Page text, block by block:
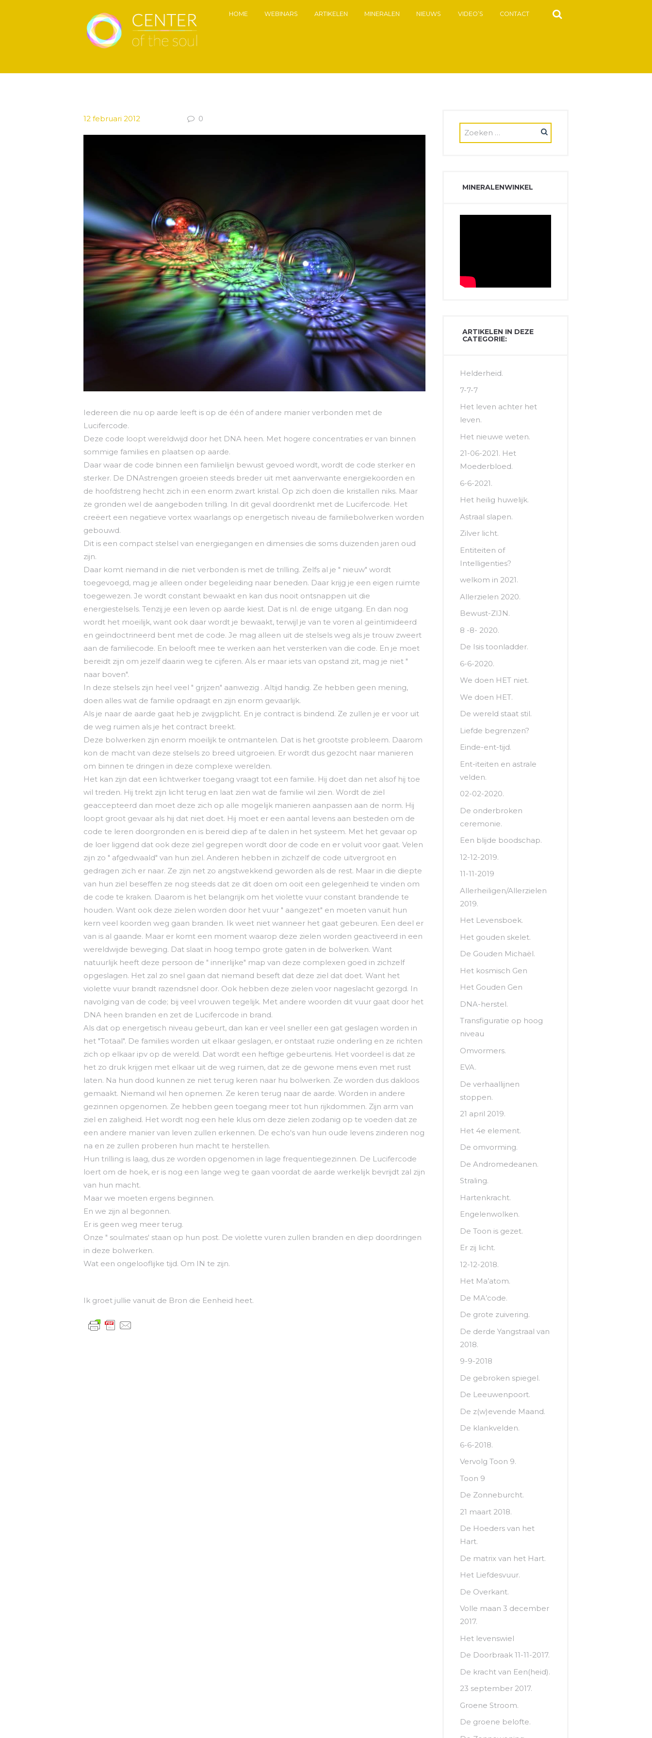
HOME WEBINARS ARTIKELEN MINERALEN NIEUWS VIDEO’S CONTACT
12 februari 2012 0
Iedereen die nu op aarde leeft is op de één of andere manier verbonden met de
Lucifercode.
Deze code loopt wereldwijd door het DNA heen. Met hogere concentraties er van binnen
sommige families en plaatsen op aarde.
Daar waar de code binnen een familielijn bewust gevoed wordt, wordt de code sterker en
sterker. De DNAstrengen groeien steeds breder uit met aanverwante energiekoorden en
de hoofdstreng hecht zich in een enorm zwart kristal. Op zich doen die kristallen niks. Maar
ze gronden wel de aangeboden trilling. In dit geval doordrenkt met de Lucifercode. Het
creëert een negatieve vortex waarlangs op energetisch niveau de familiebolwerken worden
gebouwd.
Dit is een compact stelsel van energiegangen en dimensies die soms duizenden jaren oud
zijn.
Daar komt niemand in die niet verbonden is met de trilling. Zelfs al je " nieuw" wordt
toegevoegd, mag je alleen onder begeleiding naar beneden. Daar krijg je een eigen ruimte
toegewezen. Je wordt constant bewaakt en kan dus nooit ontsnappen uit die
energiestelsels. Tenzij je een leven op aarde kiest. Dat is nl. de enige uitgang. En dan nog
wordt het moeilijk, want ook daar wordt je bewaakt, terwijl je van te voren al geïntimideerd
en geïndoctrineerd bent met de code. Je mag alleen uit de stelsels weg als je trouw zweert
aan de familiecode. En belooft mee te werken aan het versterken van die code. En je moet
bereidt zijn om jezelf daarin weg te cijferen. Als er maar iets van opstand zit, mag je niet "
naar boven".
In deze stelsels zijn heel veel " grijzen" aanwezig . Altijd handig. Ze hebben geen mening,
doen alles wat de familie opdraagt en zijn enorm gevaarlijk.
Als je naar de aarde gaat heb je zwijgplicht. En je contract is bindend. Ze zullen je er voor uit
de weg ruimen als je het contract breekt.
Deze bolwerken zijn enorm moeilijk te ontmantelen. Dat is het grootste probleem. Daarom
kon de macht van deze stelsels zo breed uitgroeien. Er wordt dus gezocht naar manieren
om binnen te dringen in deze complexe werelden.
Het kan zijn dat een lichtwerker toegang vraagt tot een familie. Hij doet dan net alsof hij toe
wil treden. Hij trekt zijn licht terug en laat zien wat de familie wil zien. Wordt de ziel
geaccepteerd dan moet deze zich op alle mogelijk manieren aanpassen aan de norm. Hij
loopt groot gevaar als hij dat niet doet. Hij moet er een aantal levens aan besteden om de
code te leren doorgronden en is bereid diep af te dalen in het systeem. Met het gevaar op
de loer liggend dat ook deze ziel gegrepen wordt door de code en er voluit voor gaat. Velen
zijn zo " afgedwaald" van hun ziel. Anderen hebben in zichzelf de code uitvergroot en
gedragen zich er naar. Ze zijn net zo angstwekkend geworden als de rest. Maar in die diepte
van hun ziel beseffen ze nog steeds dat ze dit doen om ooit een gelegenheid te vinden om
de code te kraken. Daarom is het belangrijk om het violette vuur constant brandende te
houden. Want ook deze zielen worden door het vuur " aangezet" en moeten vanuit hun
kern veel koorden weg gaan branden. Ik weet niet wanneer het gaat gebeuren. Een deel er
van is al gaande. Maar er komt een moment waarop deze zielen worden geactiveerd in een
wereldwijde beweging. Dat slaat in hoog tempo grote gaten in de bolwerken. Want
natuurlijk heeft deze persoon de " innerlijke" map van deze complexen goed in zichzelf
opgeslagen. Het zal zo snel gaan dat niemand beseft dat deze ziel dat doet. Want het
violette vuur brandt razendsnel door. Ook hebben deze zielen voor nageslacht gezorgd. In
navolging van de code; bij veel vrouwen tegelijk. Met andere woorden dit vuur gaat door het
DNA heen branden en zet de Lucifercode in brand.
Als dat op energetisch niveau gebeurt, dan kan er veel sneller een gat geslagen worden in
het "Totaal". De families worden uit elkaar geslagen, er ontstaat ruzie onderling en ze richten
zich op elkaar ipv op de wereld. Dat wordt een heftige gebeurtenis. Het voordeel is dat ze
het zo druk krijgen met elkaar uit de weg ruimen, dat ze de gewone mens even met rust
laten. Na hun dood kunnen ze niet terug keren naar hu bolwerken. Ze worden dus dakloos
gemaakt. Niemand wil hen opnemen. Ze keren terug naar de aarde. Worden in andere
gezinnen opgenomen. Ze hebben geen toegang meer tot hun rijkdommen. Zijn arm van
ziel en zaligheid. Het wordt nog een hele klus om deze zielen zodanig op te voeden dat ze
een andere manier van leven zullen erkennen. De echo's van hun oude levens zinderen nog
na en ze zullen proberen hun macht te herstellen.
Hun trilling is laag, dus ze worden opgenomen in lage frequentiegezinnen. De Lucifercode
loert om de hoek, er is nog een lange weg te gaan voordat de aarde werkelijk bevrijdt zal zijn
van hun macht.
Maar we moeten ergens beginnen.
En we zijn al begonnen.
Er is geen weg meer terug.
Onze " soulmates' staan op hun post. De violette vuren zullen branden en diep doordringen
in deze bolwerken.
Wat een ongelooflijke tijd. Om IN te zijn.
Ik groet jullie vanuit de Bron die Eenheid heet.
MINERALENWINKEL
ARTIKELEN IN DEZE
CATEGORIE:
Helderheid.
7-7-7
Het leven achter het
leven.
Het nieuwe weten.
21-06-2021. Het
Moederbloed.
6-6-2021.
Het heilig huwelijk.
Astraal slapen.
Zilver licht.
Entiteiten of
Intelligenties?
welkom in 2021.
Allerzielen 2020.
Bewust-ZIJN.
8 -8- 2020.
De Isis toonladder.
6-6-2020.
We doen HET niet.
We doen HET.
De wereld staat stil.
Liefde begrenzen?
Einde-ent-tijd.
Ent-iteiten en astrale
velden.
02-02-2020.
De onderbroken
ceremonie.
Een blijde boodschap.
12-12-2019.
11-11-2019
Allerheiligen/Allerzielen
2019.
Het Levensboek.
Het gouden skelet.
De Gouden Michaël.
Het kosmisch Gen
Het Gouden Gen
DNA-herstel.
Transfiguratie op hoog
niveau
Omvormers.
EVA.
De verhaallijnen
stoppen.
21 april 2019.
Het 4e element.
De omvorming.
De Andromedeanen.
Straling.
Hartenkracht.
Engelenwolken.
De Toon is gezet.
Er zij licht.
12-12-2018.
Het Ma’atom.
De MA’code.
De grote zuivering.
De derde Yangstraal van
2018.
9-9-2018
De gebroken spiegel.
De Leeuwenpoort.
De z(w)evende Maand.
De klankvelden.
6-6-2018.
Vervolg Toon 9.
Toon 9
De Zonneburcht.
21 maart 2018.
De Hoeders van het
Hart.
De matrix van het Hart.
Het Liefdesvuur.
De Overkant.
Volle maan 3 december
2017.
Het levenswiel
De Doorbraak 11-11-2017.
De kracht van Een(heid).
23 september 2017.
Groene Stroom.
De groene belofte.